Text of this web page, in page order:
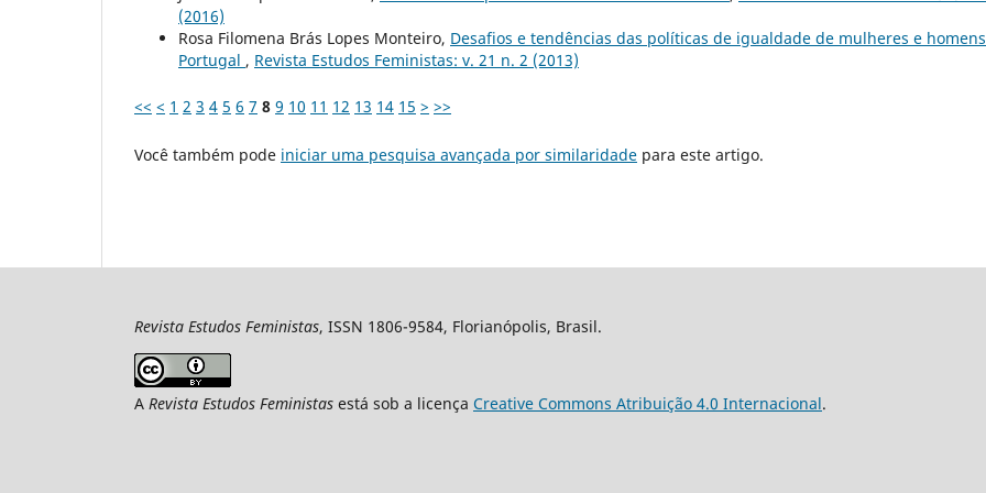
(2016)
Rosa Filomena Brás Lopes Monteiro, Desafios e tendências das políticas de igualdade de mulheres e
Portugal , Revista Estudos Feministas: v. 21 n. 2 (2013)
<< < 1 2 3 4 5 6 7 8 9 10 11 12 13 14 15 > >>
Você também pode iniciar uma pesquisa avançada por similaridade para este artigo.
Revista Estudos Feministas, ISSN 1806-9584, Florianópolis, Brasil.
A Revista Estudos Feministas está sob a licença Creative Commons Atribuição 4.0 Internacional.